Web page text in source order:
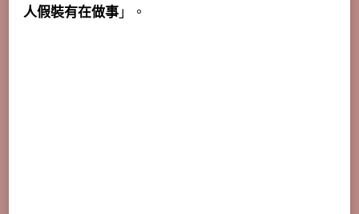
人假裝有在做事」。